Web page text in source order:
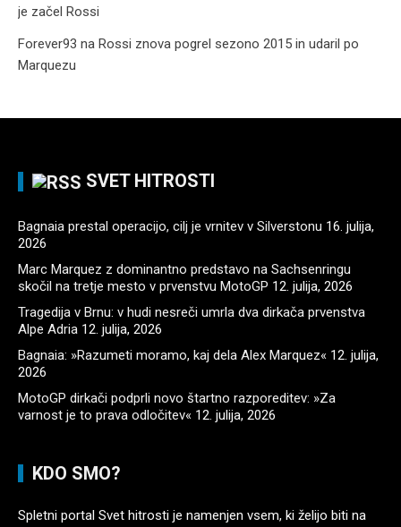
je začel Rossi
Forever93 na Rossi znova pogrel sezono 2015 in udaril po
Marquezu
SVET HITROSTI
Bagnaia prestal operacijo, cilj je vrnitev v Silverstonu 16. julija,
2026
Marc Marquez z dominantno predstavo na Sachsenringu
skočil na tretje mesto v prvenstvu MotoGP 12. julija, 2026
Tragedija v Brnu: v hudi nesreči umrla dva dirkača prvenstva
Alpe Adria 12. julija, 2026
Bagnaia: »Razumeti moramo, kaj dela Alex Marquez« 12. julija,
2026
MotoGP dirkači podprli novo štartno razporeditev: »Za
varnost je to prava odločitev« 12. julija, 2026
KDO SMO?
Spletni portal Svet hitrosti je namenjen vsem, ki želijo biti na